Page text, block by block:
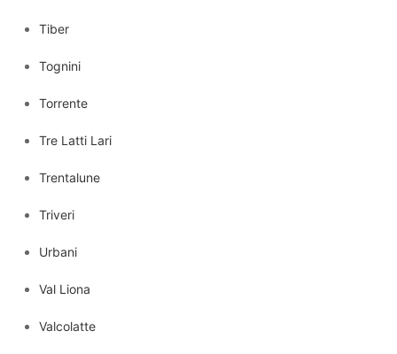
Tiber
Tognini
Torrente
Tre Latti Lari
Trentalune
Triveri
Urbani
Val Liona
Valcolatte